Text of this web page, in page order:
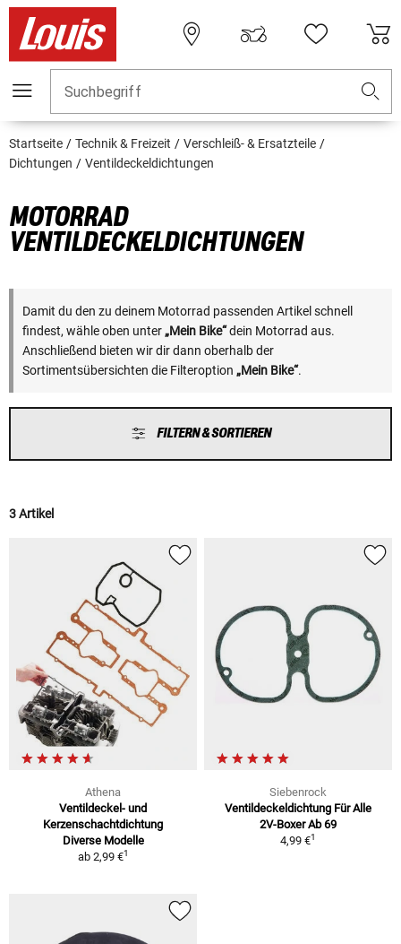
Suchbegriff
Startseite Technik & Freizeit
Verschleiß- & Ersatzteile
Dichtungen
Ventildeckeldichtungen
MOTORRAD
VENTILDECKELDICHTUNGEN
Damit du den zu deinem Motorrad passenden Artikel schnell
findest, wähle oben unter„Mein Bike“dein Motorrad aus.
Anschließend bieten wir dir dann oberhalb der
Sortimentsübersichten die Filteroption „Mein Bike“.
FILTERN & SORTIEREN
3 Artikel
Athena
Ventildeckel- und
Kerzenschachtdichtung
Diverse Modelle
ab 2,99 €1
Siebenrock
Ventildeckeldichtung Für Alle
2V-Boxer Ab 69
4,99 €1